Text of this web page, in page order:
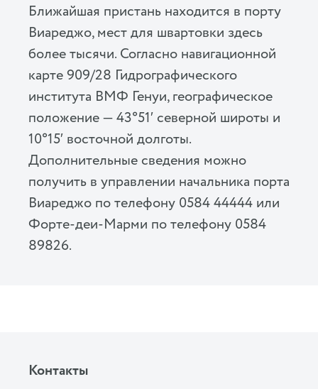
Ближайшая пристань находится в порту
Виареджо, мест для швартовки здесь
более тысячи. Согласно навигационной
карте 909/28 Гидрографического
института ВМФ Генуи, географическое
положение — 43°51′ северной широты и
10°15′ восточной долготы.
Дополнительные сведения можно
получить в управлении начальника порта
Виареджо по телефону 0584 44444 или
Форте-деи-Марми по телефону 0584
89826.
Контакты